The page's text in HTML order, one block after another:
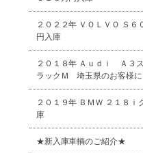
２０２２年 ＶＯＬＶＯ Ｓ
円入庫
２０１８年 Ａｕｄｉ Ａ３
ラックＭ 埼玉県のお客様に
２０１９年 ＢＭＷ ２１８
庫
★新入庫車輌のご紹介★